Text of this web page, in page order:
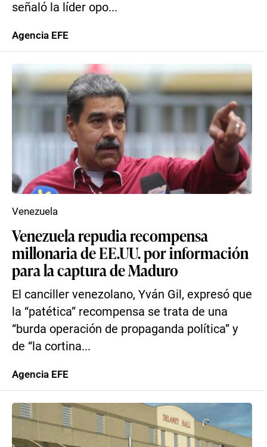
señaló la líder opo...
Agencia EFE
Venezuela repudia recompensa
millonaria de EE.UU. por información
para la captura de Maduro
El canciller venezolano, Yván Gil, expresó que
la “patética” recompensa se trata de una
“burda operación de propaganda política” y
de “la cortina...
Venezuela
Agencia EFE